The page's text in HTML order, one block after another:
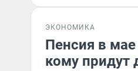
ЭКОНОМИКА
Пенсия в
кому придут